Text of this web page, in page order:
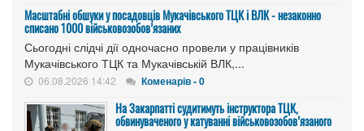
Масштабні обшуки у посадовців Мукачівського ТЦК і ВЛК - незаконно
списано 1000 військовозобов’язаних
Сьогодні слідчі дії одночасно провели у працівників
Мукачівського ТЦК та Мукачівській ВЛК,...
06.08.2026 14:42 Коменарів - 0
На Закарпатті судитимуть інструктора ТЦК,
обвинуваченого у катуванні військовозобов’язаного